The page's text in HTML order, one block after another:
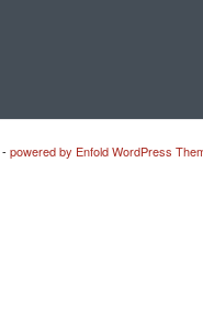
- powered by Enfold WordPress